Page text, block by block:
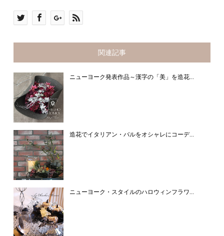
関連記事
ニューヨーク発表作品～漢字の「美」を造花...
造花でイタリアン・バルをオシャレにコーデ...
ニューヨーク・スタイルのハロウィンフラワ...